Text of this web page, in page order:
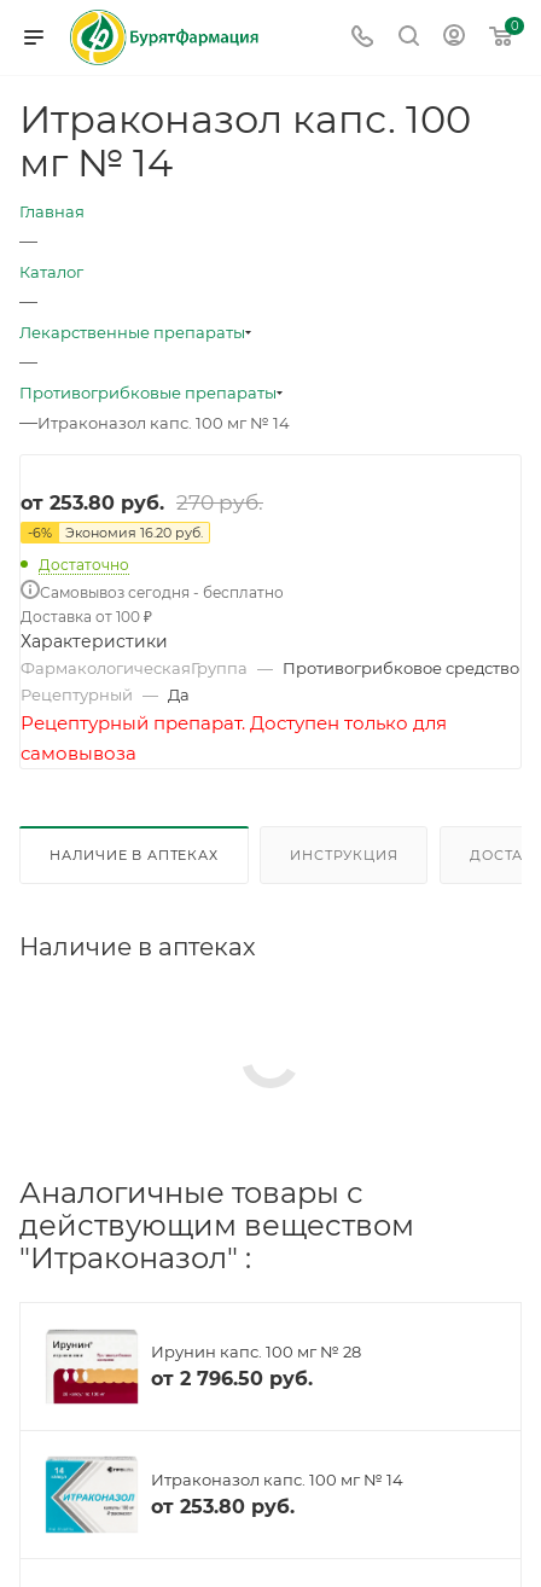
0
Итраконазол капс. 100
мг № 14
Главная
—
Каталог
—
Лекарственные препараты
—
Противогрибковые препараты
—Итраконазол капс. 100 мг № 14
от 253.80 руб. 270 руб.
-6% Экономия 16.20 руб.
Достаточно
Самовывоз сегодня - бесплатно
Доставка от 100 ₽
Характеристики
ФармакологическаяГруппа — Противогрибковое средство
Рецептурный — Да
Рецептурный препарат. Доступен только для
самовывоза
НАЛИЧИЕ В АПТЕКАХ ИНСТРУКЦИЯ
Наличие в аптеках
Аналогичные товары с
действующим веществом
"Итраконазол" :
Ирунин капс. 100 мг № 28
от 2 796.50 руб.
Итраконазол капс. 100 мг № 14
от 253.80 руб.